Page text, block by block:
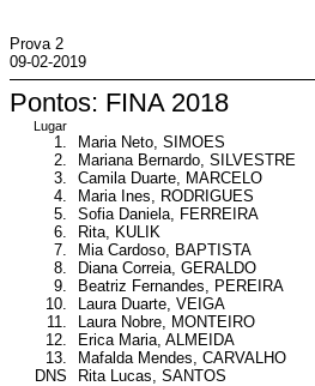
Prova 2
09-02-2019
Pontos: FINA 2018
Lugar
1. Maria Neto, SIMOES
2.
Mariana Bernardo, SILVESTRE
3.
Camila Duarte, MARCELO
4.
Maria Ines, RODRIGUES
5.
Sofia Daniela, FERREIRA
6.
Rita, KULIK
7.
Mia Cardoso, BAPTISTA
8.
Diana Correia, GERALDO
9.
Beatriz Fernandes, PEREIRA
10.
Laura Duarte, VEIGA
11.
Laura Nobre, MONTEIRO
12.
Erica Maria, ALMEIDA
13.
Mafalda Mendes, CARVALHO
DNS
Rita Lucas, SANTOS